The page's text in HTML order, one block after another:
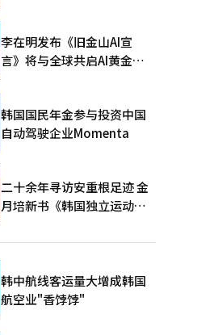
李在明发布《旧金山AI宣
言》将与全球共启AI黄金时
韩国国民年金参与投资中国
自动驾驶企业Momenta
二十余年寻访安重根足迹 金
月培新书《韩国独立运动圣
版
韩中航线客运量大增成韩国
航空业"香饽饽"